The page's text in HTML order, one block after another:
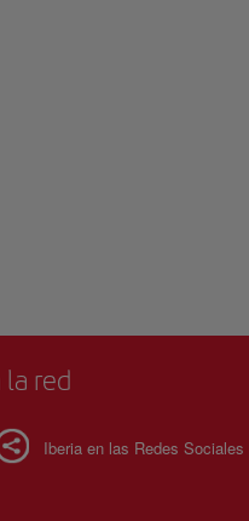
la red
Iberia en las Redes Sociales